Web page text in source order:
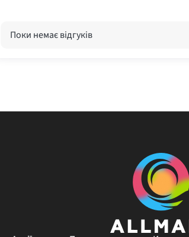
Поки немає відгуків